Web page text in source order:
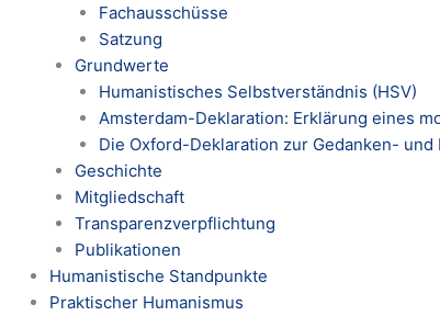
Fachausschüsse
Satzung
Grundwerte
Humanistisches Selbstverständnis (HSV)
Amsterdam-Deklaration: Erklärung eines
Die Oxford-Deklaration zur Gedanken-
Geschichte
Mitgliedschaft
Transparenzverpflichtung
Publikationen
Humanistische Standpunkte
Praktischer Humanismus